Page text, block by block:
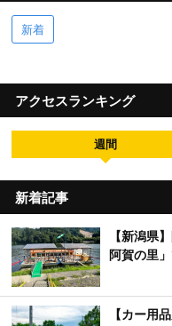
新着
アクセスランキング
週間
新着記事
【新潟県
阿賀の里
【カー用